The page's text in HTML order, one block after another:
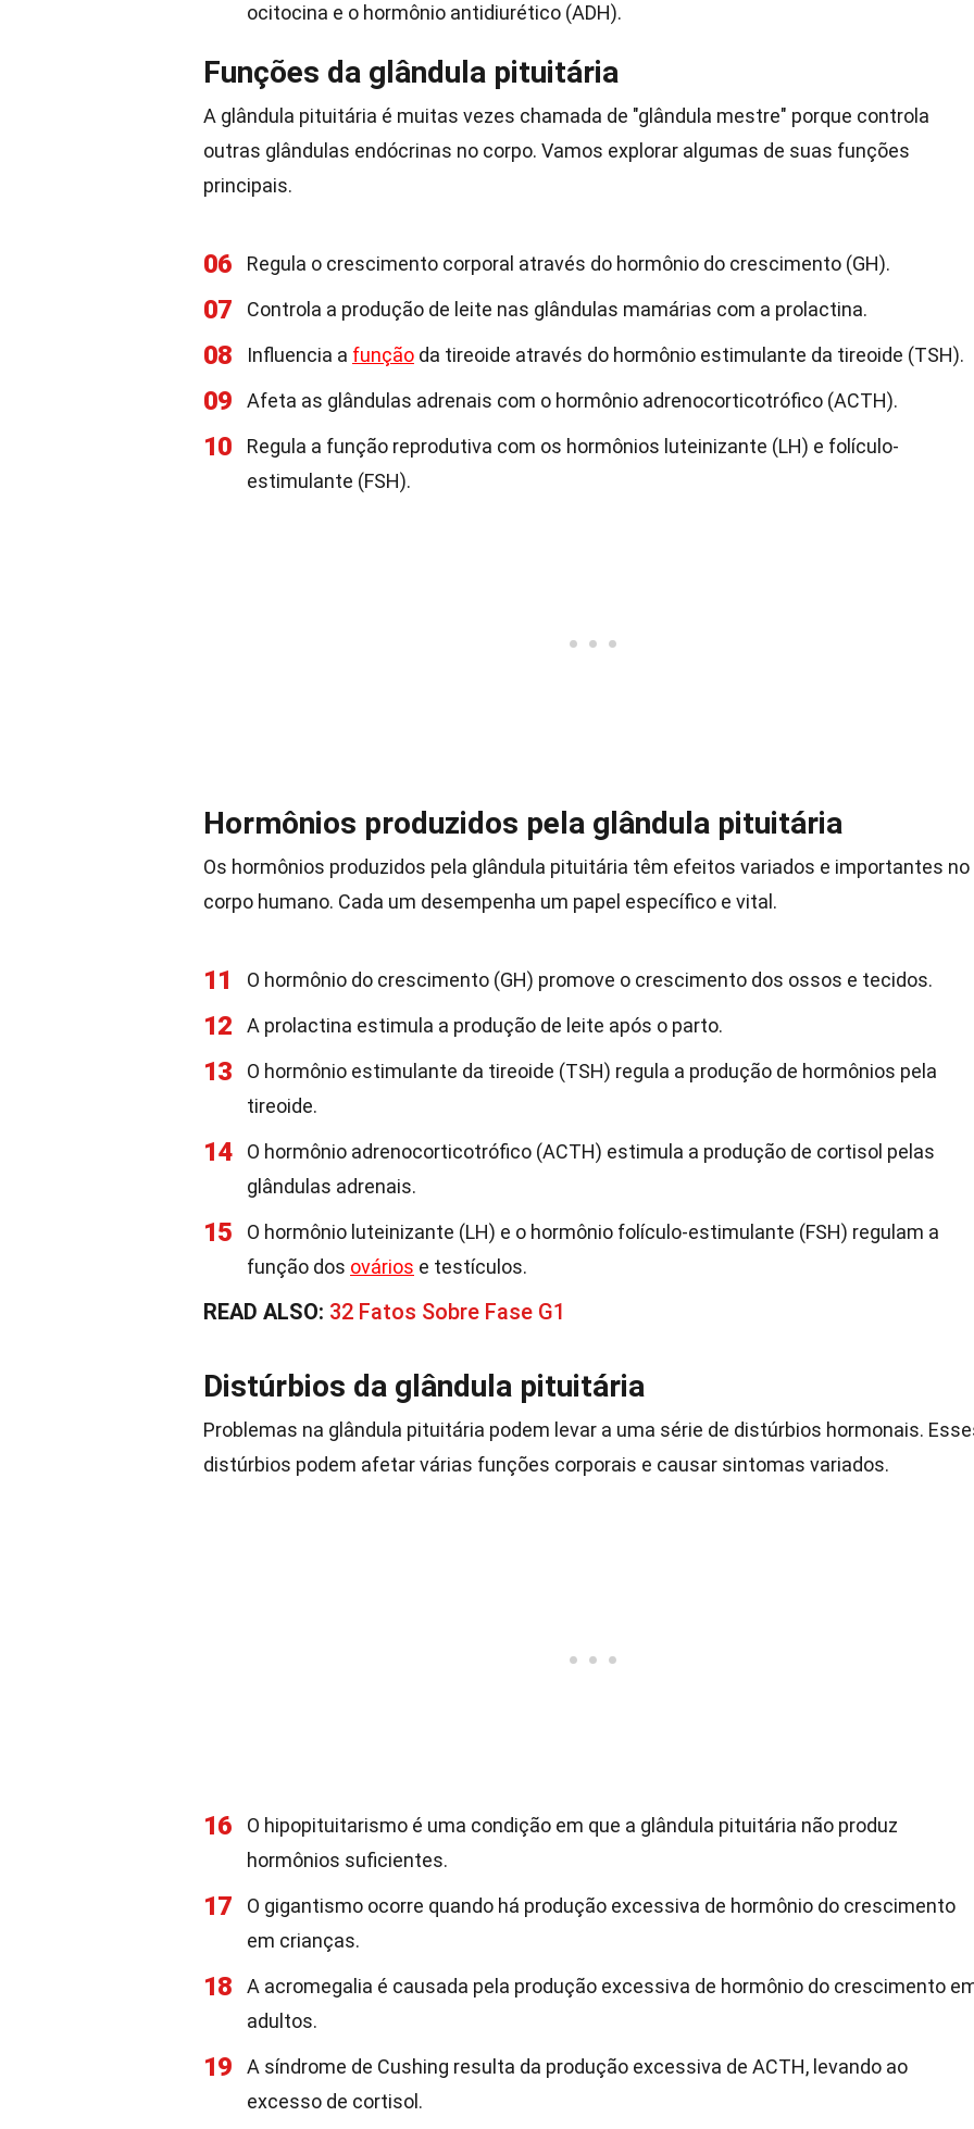
ocitocina e o hormônio antidiurético (ADH).
Funções da glândula pituitária
A glândula pituitária é muitas vezes chamada de "glândula mestre" porque controla
outras glândulas endócrinas no corpo. Vamos explorar algumas de suas funções
principais.
06 Regula o crescimento corporal através do hormônio do crescimento (GH).
07 Controla a produção de leite nas glândulas mamárias com a prolactina.
08 Influencia a função da tireoide através do hormônio estimulante da tireoide (TSH).
09 Afeta as glândulas adrenais com o hormônio adrenocorticotrófico (ACTH).
10
Regula a função reprodutiva com os hormônios luteinizante (LH) e folículo-
estimulante (FSH).
Hormônios produzidos pela glândula pituitária
Os hormônios produzidos pela glândula pituitária têm efeitos variados e importantes no
corpo humano. Cada um desempenha um papel específico e vital.
11 O hormônio do crescimento (GH) promove o crescimento dos ossos e tecidos.
12 A prolactina estimula a produção de leite após o parto.
13
O hormônio estimulante da tireoide (TSH) regula a produção de hormônios pela
tireoide.
14
O hormônio adrenocorticotrófico (ACTH) estimula a produção de cortisol pelas
glândulas adrenais.
15
O hormônio luteinizante (LH) e o hormônio folículo-estimulante (FSH) regulam a
função dos ovários e testículos.
READ ALSO: 32 Fatos Sobre Fase G1
Distúrbios da glândula pituitária
Problemas na glândula pituitária podem levar a uma série de distúrbios hormonais.
distúrbios podem afetar várias funções corporais e causar sintomas variados.
16
O hipopituitarismo é uma condição em que a glândula pituitária não produz
hormônios suficientes.
17
O gigantismo ocorre quando há produção excessiva de hormônio do crescimento
em crianças.
18
A acromegalia é causada pela produção excessiva de hormônio do crescimento
adultos.
19
A síndrome de Cushing resulta da produção excessiva de ACTH, levando ao
excesso de cortisol.